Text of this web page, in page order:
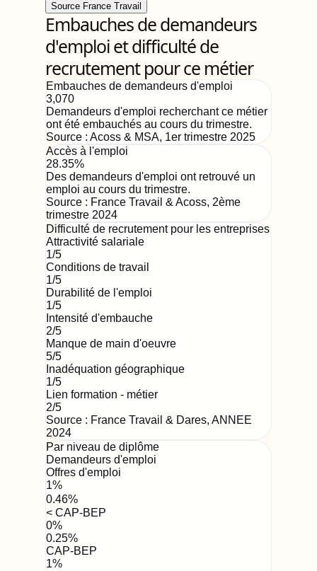
Source France Travail
Embauches de demandeurs
d'emploi et difficulté de
recrutement pour ce métier
Embauches de demandeurs d'emploi
3,070
Demandeurs d'emploi recherchant ce métier
ont été embauchés au cours du trimestre.
Source : Acoss & MSA, 1er trimestre 2025
Accès à l'emploi
28.35%
Des demandeurs d'emploi ont retrouvé un
emploi au cours du trimestre.
Source : France Travail & Acoss, 2ème
trimestre 2024
Difficulté de recrutement pour les entreprises
Attractivité salariale
1/5
Conditions de travail
1/5
Durabilité de l'emploi
1/5
Intensité d'embauche
2/5
Manque de main d'oeuvre
5/5
Inadéquation géographique
1/5
Lien formation - métier
2/5
Source : France Travail & Dares, ANNEE
2024
Par niveau de diplôme
Demandeurs d'emploi
Offres d'emploi
1%
0.46%
< CAP-BEP
0%
0.25%
CAP-BEP
1%